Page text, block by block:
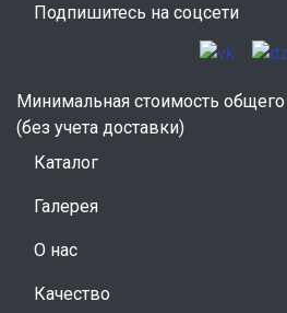
Подпишитесь на соцсети
Минимальная стоимость общего
(без учета доставки)
Каталог
Галерея
О нас
Качество